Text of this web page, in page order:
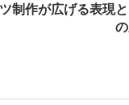
制作が広げる表現